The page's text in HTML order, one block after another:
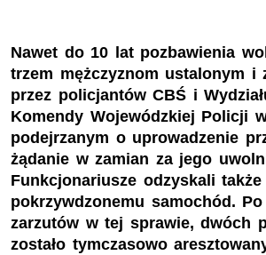
Nawet do 10 lat pozbawienia
trzem mężczyznom ustalonym i
przez policjantów CBŚ i
Komendy Wojewódzkiej Policji
podejrzanym o uprowadzenie
żądanie w zamian za jego
Funkcjonariusze odzyskali
pokrzywdzonemu samochód.
zarzutów w tej sprawie, dwóch
zostało tymczasowo